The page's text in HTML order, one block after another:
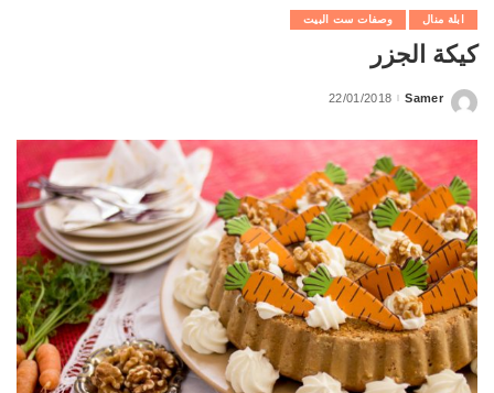
ابلة منال وصفات ست البيت
كيكة الجزر
Posted
Samer
22/01/2018